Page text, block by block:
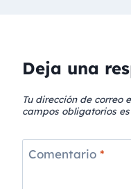
Deja una
Tu dirección de correo
campos obligatorios
Comentario *